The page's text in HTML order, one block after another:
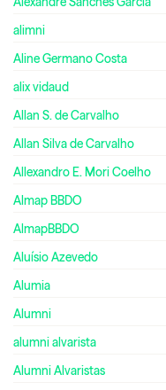
alimni
Aline Germano Costa
alix vidaud
Allan S. de Carvalho
Allan Silva de Carvalho
Allexandro E. Mori Coelho
Almap BBDO
AlmapBBDO
Aluísio Azevedo
Alumia
Alumni
alumni alvarista
Alumni Alvaristas